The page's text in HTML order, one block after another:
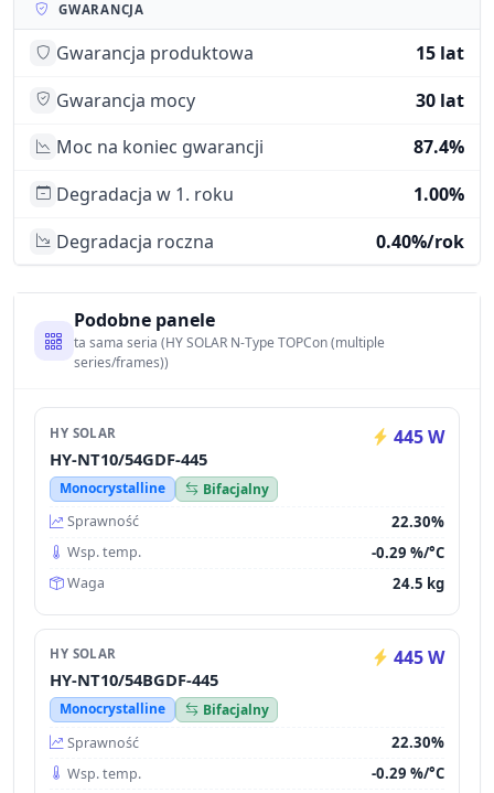
GWARANCJA
Gwarancja produktowa
15 lat
Gwarancja mocy
30 lat
Moc na koniec gwarancji
87.4%
Degradacja w 1. roku
1.00%
Degradacja roczna
0.40%/rok
Podobne panele
ta sama seria (HY SOLAR N-Type TOPCon (multiple
series/frames))
HY SOLAR 445 W
HY-NT10/54GDF-445
Monocrystalline
Bifacjalny
Sprawność
22.30%
Wsp. temp. -0.29 %/°C
Waga 24.5 kg
HY SOLAR 445 W
HY-NT10/54BGDF-445
Monocrystalline
Bifacjalny
Sprawność
22.30%
Wsp. temp. -0.29 %/°C